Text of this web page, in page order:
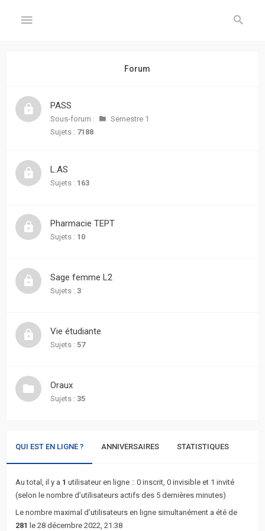
Inscription
FORUM
sans
réponse
actifs
Recherche
avancée
L’équipe
Forum
PASS
Sous-forum :
Semestre 1
Sujets : 7188
L.AS
Sujets : 163
Pharmacie TEPT
Sujets : 10
Sage femme L2
Sujets : 3
Vie étudiante
Sujets : 57
Oraux
Sujets : 35
QUI EST EN LIGNE ? ANNIVERSAIRES STATISTIQUES
Au total, il y a 1 utilisateur en ligne :: 0 inscrit, 0 invisible et 1 invité
(selon le nombre d’utilisateurs actifs des 5 dernières minutes)
Le nombre maximal d’utilisateurs en ligne simultanément a été de
281 le 28 décembre 2022, 21:38